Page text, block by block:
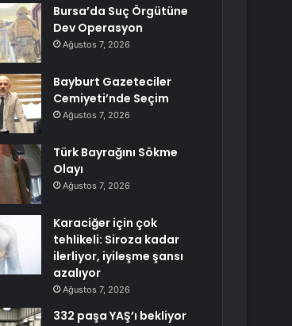
Bursa’da Suç Örgütüne
Dev Operasyon
Ağustos 7, 2026
Bayburt Gazeteciler
Cemiyeti’nde Seçim
Ağustos 7, 2026
Türk Bayrağını Sökme
Olayı
Ağustos 7, 2026
Karaciğer için çok
tehlikeli: Siroza kadar
ilerliyor, iyileşme şansı
azalıyor
Ağustos 7, 2026
332 paşa YAŞ’ı bekliyor